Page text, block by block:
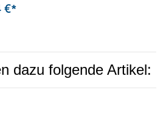
€*
dazu folgende Artikel: